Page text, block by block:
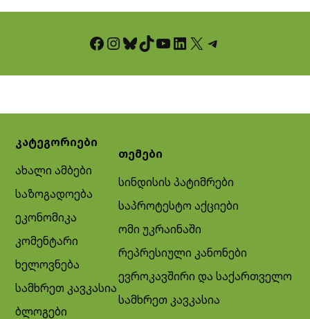
Facebook InstagramBluesky TikTok YouTube LinkedIn X Telegram
კატეგორიები
ახალი ამბები
საზოგადოება
ეკონომიკა
კომენტარი
ხელოვნება
სამხრეთ კავკასია
ბლოგები
თემები
სინდისის პატიმრები
საპროტესტო აქციები
ომი უკრაინაში
რეპრესიული კანონები
ევროკავშირი და საქართველო
სამხრეთ კავკასია